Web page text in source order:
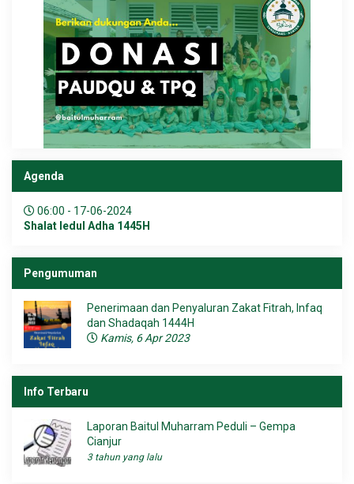
Agenda
06:00 - 17-06-2024
Shalat Iedul Adha 1445H
Pengumuman
Penerimaan dan Penyaluran Zakat Fitrah, Infaq
dan Shadaqah 1444H
Kamis, 6 Apr 2023
Info Terbaru
Laporan Baitul Muharram Peduli – Gempa
Cianjur
3 tahun yang lalu